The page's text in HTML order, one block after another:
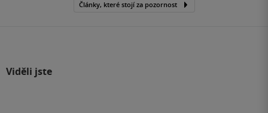
Články, které stojí za pozornost
Viděli jste